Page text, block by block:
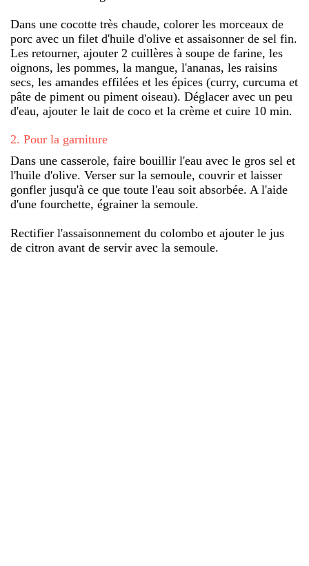
Dans une cocotte très chaude, colorer les morceaux de
porc avec un filet d'huile d'olive et assaisonner de sel fin.
Les retourner, ajouter 2 cuillères à soupe de farine, les
oignons, les pommes, la mangue, l'ananas, les raisins
secs, les amandes effilées et les épices (curry, curcuma et
pâte de piment ou piment oiseau). Déglacer avec un peu
d'eau, ajouter le lait de coco et la crème et cuire 10 min.
2. Pour la garniture
Dans une casserole, faire bouillir l'eau avec le gros sel et
l'huile d'olive. Verser sur la semoule, couvrir et laisser
gonfler jusqu'à ce que toute l'eau soit absorbée. A l'aide
d'une fourchette, égrainer la semoule.
Rectifier l'assaisonnement du colombo et ajouter le jus
de citron avant de servir avec la semoule.